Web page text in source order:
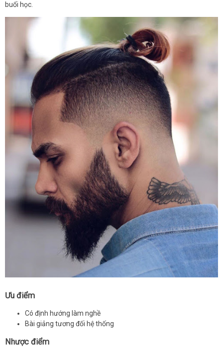
buổi học.
Ưu điểm
Có định hướng làm nghề
Bài giảng tương đối hệ thống
Nhược điểm